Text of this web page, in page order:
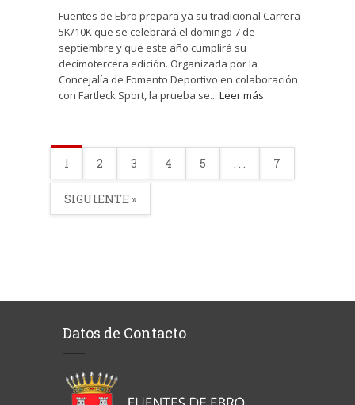
Fuentes de Ebro prepara ya su tradicional Carrera
5K/10K que se celebrará el domingo 7 de
septiembre y que este año cumplirá su
decimotercera edición. Organizada por la
Concejalía de Fomento Deportivo en colaboración
con Fartleck Sport, la prueba se... Leer más
1 2 3 4 5 . . . 7
SIGUIENTE »
Datos de Contacto